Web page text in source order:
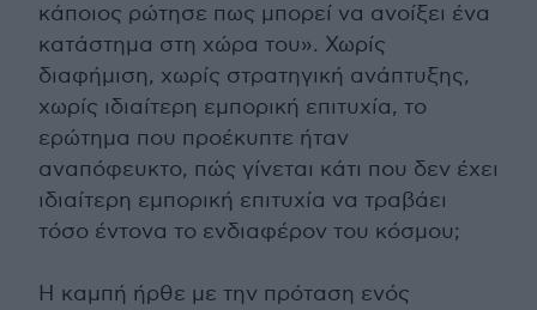
κάποιος ρώτησε πως μπορεί να ανοίξει ένα
κατάστημα στη χώρα του». Χωρίς
διαφήμιση, χωρίς στρατηγική ανάπτυξης,
χωρίς ιδιαίτερη εμπορική επιτυχία, το
ερώτημα που προέκυπτε ήταν
αναπόφευκτο, πώς γίνεται κάτι που δεν έχει
ιδιαίτερη εμπορική επιτυχία να τραβάει
τόσο έντονα το ενδιαφέρον του κόσμου;
Η καμπή ήρθε με την πρόταση ενός